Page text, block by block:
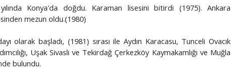
Konya'da doğdu. Karaman lisesini bitirdi (1975). Ankara
mezun oldu.(1980)
olarak başladı, (1981) sırası ile Aydın Karacasu, Tunceli Ovacık
Uşak Sivaslı ve Tekirdağ Çerkezköy Kaymakamlığı ve Muğla
bulundu.